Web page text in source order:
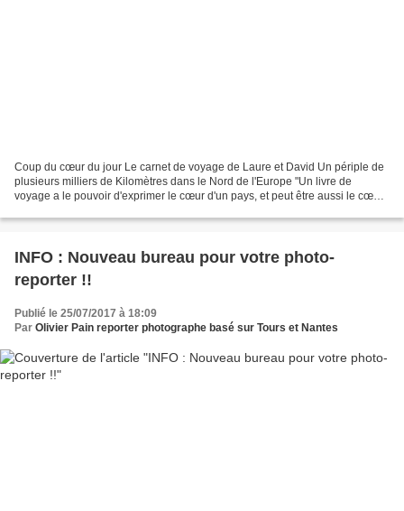
Coup du cœur du jour Le carnet de voyage de Laure et David Un périple de
plusieurs milliers de Kilomètres dans le Nord de l'Europe "Un livre de
voyage a le pouvoir d'exprimer le cœur d'un pays, et peut être aussi le cœur
INFO : Nouveau bureau pour votre photo-
reporter !!
Publié le 25/07/2017 à 18:09
Par Olivier Pain reporter photographe basé sur Tours et Nantes